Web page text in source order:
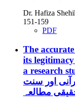
Dr. Hafiza
151-159
PDF
The
its
a research
اور سنت
مطالعہ